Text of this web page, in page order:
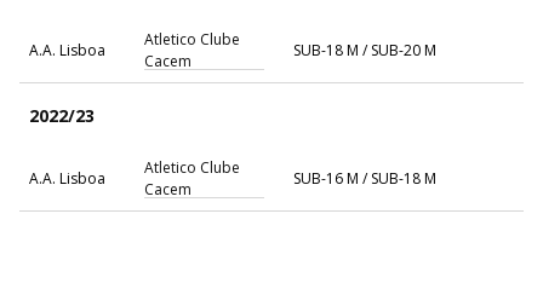
A.A. Lisboa
Atletico Clube
Cacem
SUB-18 M / SUB-20 M
2022/23
A.A. Lisboa
Atletico Clube
Cacem
SUB-16 M / SUB-18 M